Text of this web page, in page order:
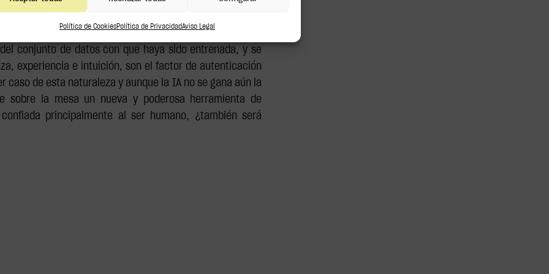
Política de CookiesPolítica de PrivacidadAviso Legal
aún, otorgue transparencia sin precedentes a un
podrían ser falsificaciones. Lo cierto es que su
conjunto de datos con que haya sido entrenada, y se
experiencia e intuición, son el factor de autenticación
caso de esta naturaleza y aunque la IA no se gana aún la
la mesa un nueva y poderosa herramienta de
principalmente al ser humano, ¿también será